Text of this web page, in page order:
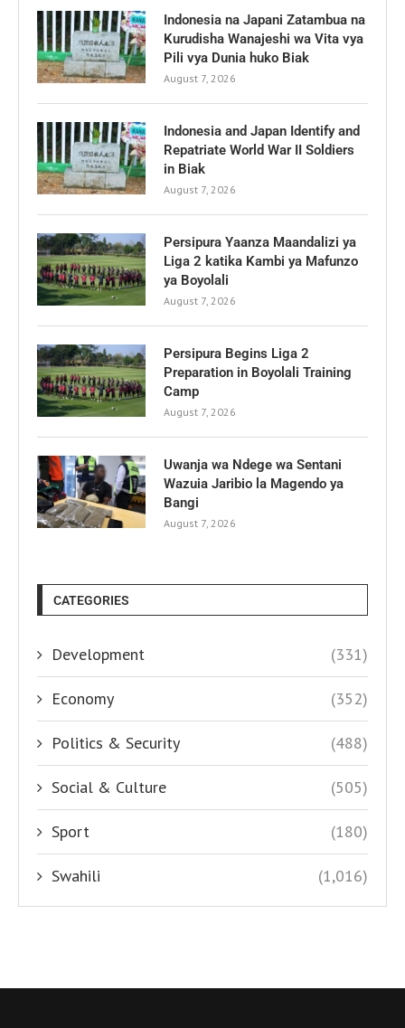
Indonesia na Japani Zatambua na
Kurudisha Wanajeshi wa Vita vya
Pili vya Dunia huko Biak
August 7, 2026
Indonesia and Japan Identify and
Repatriate World War II Soldiers
in Biak
August 7, 2026
Persipura Yaanza Maandalizi ya
Liga 2 katika Kambi ya Mafunzo
ya Boyolali
August 7, 2026
Persipura Begins Liga 2
Preparation in Boyolali Training
Camp
August 7, 2026
Uwanja wa Ndege wa Sentani
Wazuia Jaribio la Magendo ya
Bangi
August 7, 2026
CATEGORIES
Development (331)
Economy (352)
Politics & Security (488)
Social & Culture (505)
Sport (180)
Swahili (1,016)